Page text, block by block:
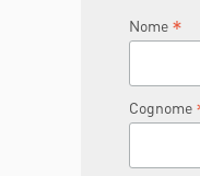
Nome *
Cognome